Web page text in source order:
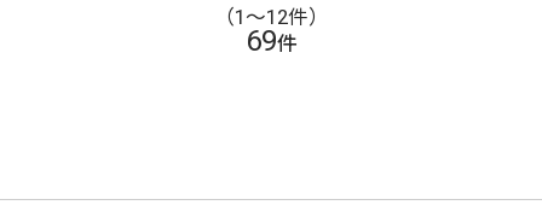
（1〜12件）
69件